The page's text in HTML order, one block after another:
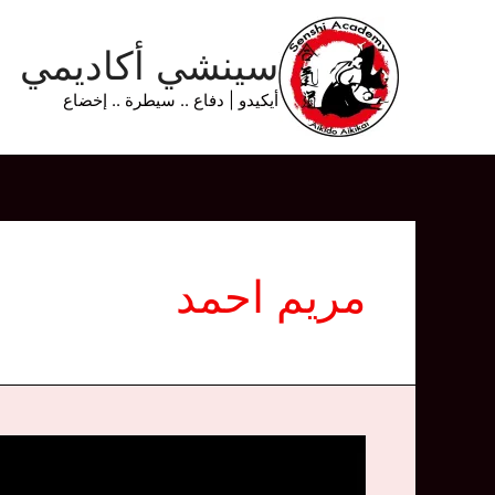
سينشي أكاديمي
أيكيدو | دفاع .. سيطرة .. إخضاع
مريم احمد